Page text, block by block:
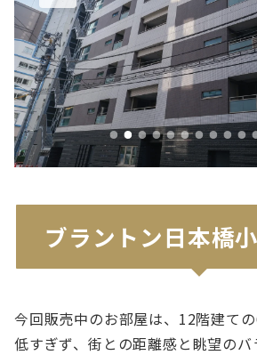
ブラントン日本橋
今回販売中のお部屋は、12階建て
低すぎず、街との距離感と眺望の